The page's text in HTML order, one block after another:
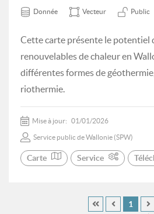
Donnée Vecteur Public
Cette carte présente le potentiel
renouvelables de chaleur en
différentes formes de
riothermie.
Mise à jour: 01/01/2026
Service public de Wallonie (SPW)
Carte Service
1